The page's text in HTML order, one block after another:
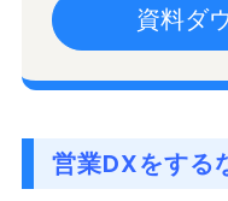
営業DXをする